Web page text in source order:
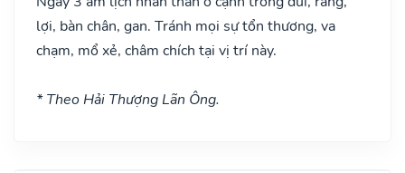
lợi, bàn chân, gan. Tránh mọi sự tổn thương, va
chạm, mổ xẻ, châm chích tại vị trí này.
* Theo Hải Thượng Lãn Ông.